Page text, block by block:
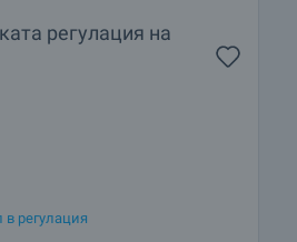
регулация на
в регулация